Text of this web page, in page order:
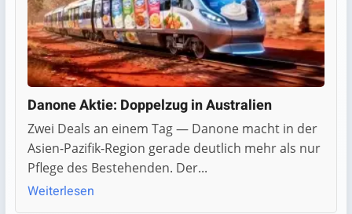
Danone Aktie: Doppelzug in Australien
Zwei Deals an einem Tag — Danone macht in der
Asien-Pazifik-Region gerade deutlich mehr als nur
Pflege des Bestehenden. Der...
Weiterlesen